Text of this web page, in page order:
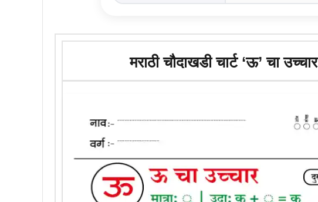
मराठी चौदाखडी चार्ट ‘ऊ’ चा उच्चार